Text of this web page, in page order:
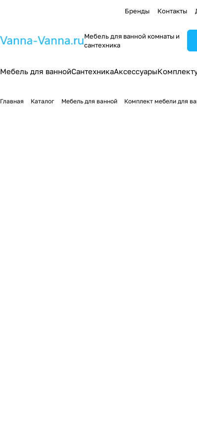
Бренды Контакты
Мебель для ванной комнаты и
сантехника
Мебель для ваннойСантехникаАксессуары
Главная Каталог Мебель для ванной Комплект мебели для